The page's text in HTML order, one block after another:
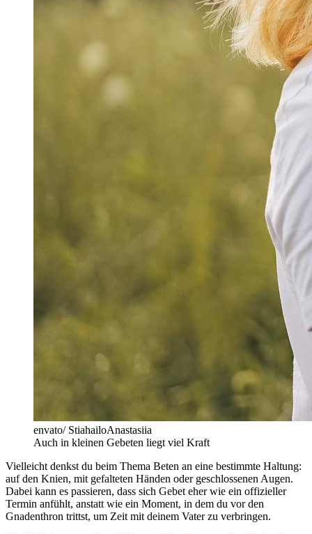
envato/ StiahailoAnastasiia
Auch in kleinen Gebeten liegt viel Kraft
Vielleicht denkst du beim Thema Beten an eine bestimmte Haltung:
auf den Knien, mit gefalteten Händen oder geschlossenen Augen.
Dabei kann es passieren, dass sich Gebet eher wie ein offizieller
Termin anfühlt, anstatt wie ein Moment, in dem du vor den
Gnadenthron trittst, um Zeit mit deinem Vater zu verbringen.